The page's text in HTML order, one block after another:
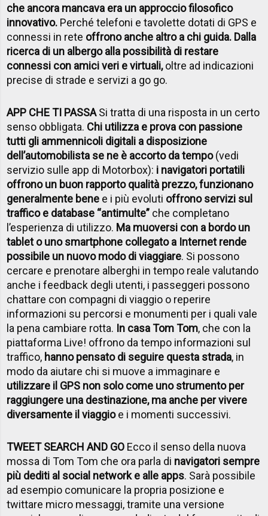
che ancora mancava era un approccio filosofico
innovativo. Perché telefoni e tavolette dotati di GPS e
connessi in rete offrono anche altro a chi guida. Dalla
ricerca di un albergo alla possibilità di restare
connessi con amici veri e virtuali,oltre ad indicazioni
precise di strade e servizi a go go.
APP CHE TI PASSASi tratta di una risposta in un certo
senso obbligata. Chi utilizza e prova con passione
tutti gli ammennicoli digitali a disposizione
dell’automobilista se ne è accorto da tempo(vedi
servizio sulle app di Motorbox): i navigatori portatili
offrono un buon rapporto qualità prezzo, funzionano
generalmente bene e i più evoluti offrono servizi sul
traffico e database “antimulte” che completano
l’esperienza di utilizzo. Ma muoversi con a bordo un
tablet o uno smartphone collegato a Internet rende
possibile un nuovo modo di viaggiare. Si possono
cercare e prenotare alberghi in tempo reale valutando
anche i feedback degli utenti, i passeggeri possono
chattare con compagni di viaggio o reperire
informazioni su percorsi e monumenti per i quali vale
la pena cambiare rotta. In casa Tom Tom, che con la
piattaforma Live! offrono da tempo informazioni sul
traffico, hanno pensato di seguire questa strada, in
modo da aiutare chi si muove a immaginare e
utilizzare il GPS non solo come uno strumento per
raggiungere una destinazione, ma anche per vivere
diversamente il viaggioe i momenti successivi.
TWEET SEARCH AND GO Ecco il senso della nuova
mossa di Tom Tom che ora parla di navigatori sempre
più dediti al social network e alle apps. Sarà possibile
ad esempio comunicare la propria posizione e
twittare micro messaggi, tramite una versione